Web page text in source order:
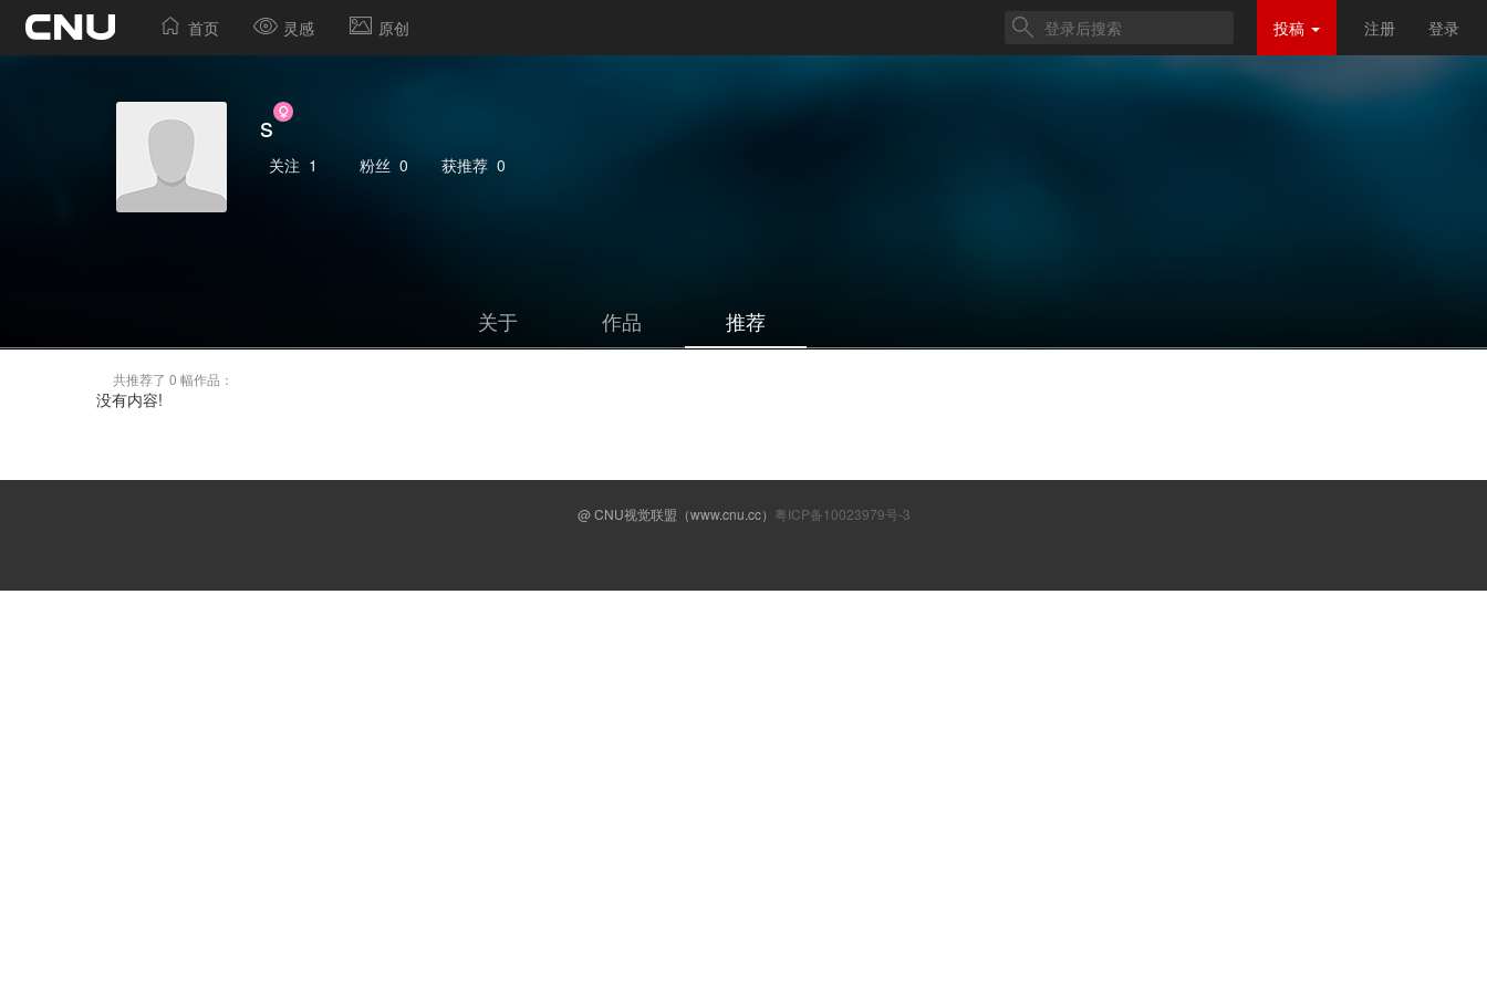
首页 灵感 原创 投稿 注册 登录
s
关注 1 粉丝 0 获推荐 0
关于 作品 推荐
共推荐了 0 幅作品：
没有内容!
@ CNU视觉联盟（www.cnu.cc） 粤ICP备10023979号-3